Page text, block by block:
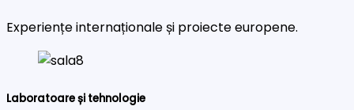
Experiențe internaționale și proiecte europene.
Laboratoare și tehnologie